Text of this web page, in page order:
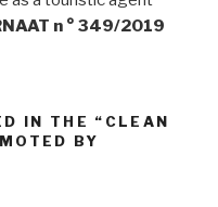
n ° 349/2019
IN THE “CLEAN
BY